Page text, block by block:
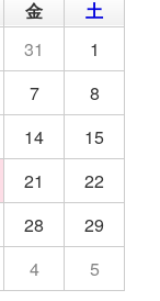
金
土
31
1
7
8
14
15
21
22
28
29
4 5